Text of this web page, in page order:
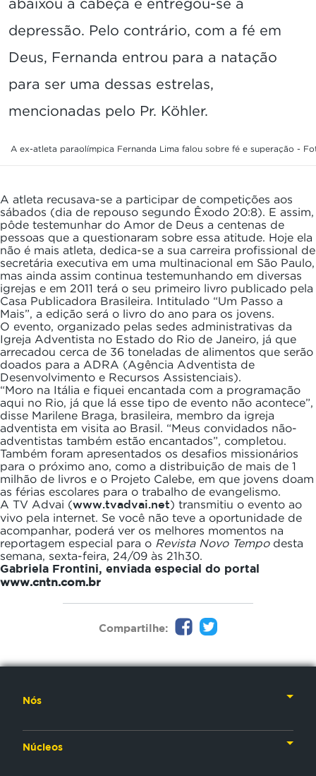
abaixou a cabeça e entregou-se à
depressão. Pelo contrário, com a fé em
Deus, Fernanda entrou para a natação
para ser uma dessas estrelas,
mencionadas pelo Pr. Köhler.
A ex-atleta paraolímpica Fernanda Lima falou sobre fé e superação -
A atleta recusava-se a participar de competições aos
sábados (dia de repouso segundo Êxodo 20:8). E assim,
pôde testemunhar do Amor de Deus a centenas de
pessoas que a questionaram sobre essa atitude. Hoje ela
não é mais atleta, dedica-se a sua carreira profissional de
secretária executiva em uma multinacional em São Paulo,
mas ainda assim continua testemunhando em diversas
igrejas e em 2011 terá o seu primeiro livro publicado pela
Casa Publicadora Brasileira. Intitulado “Um Passo a
Mais”, a edição será o livro do ano para os jovens.
O evento, organizado pelas sedes administrativas da
Igreja Adventista no Estado do Rio de Janeiro, já que
arrecadou cerca de 36 toneladas de alimentos que serão
doados para a ADRA (Agência Adventista de
Desenvolvimento e Recursos Assistenciais).
“Moro na Itália e fiquei encantada com a programação
aqui no Rio, já que lá esse tipo de evento não acontece”,
disse Marilene Braga, brasileira, membro da igreja
adventista em visita ao Brasil. “Meus convidados não-
adventistas também estão encantados”, completou.
Também foram apresentados os desafios missionários
para o próximo ano, como a distribuição de mais de 1
milhão de livros e o Projeto Calebe, em que jovens doam
as férias escolares para o trabalho de evangelismo.
A TV Advai (www.tvadvai.net) transmitiu o evento ao
vivo pela internet. Se você não teve a oportunidade de
acompanhar, poderá ver os melhores momentos na
reportagem especial para o Revista Novo Tempodesta
semana, sexta-feira, 24/09 às 21h30.
Gabriela Frontini, enviada especial do portal
www.cntn.com.br
Compartilhe:
Nós
Núcleos